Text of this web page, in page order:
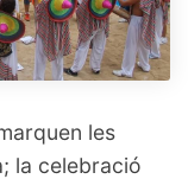
les
la celebració